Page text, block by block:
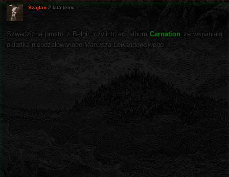
Szajtan 2 lata temu
Szwedzizna prosto z Belgii, czyli trzeci albumCarnation ze wspaniałą
okładką nieodżałowanego Mariusza Lewandowskiego.